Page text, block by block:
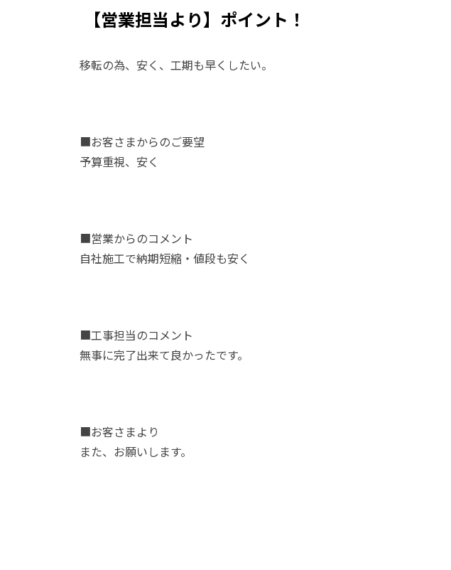
【営業担当より】ポイント！
移転の為、安く、工期も早くしたい。
■お客さまからのご要望
予算重視、安く
■営業からのコメント
自社施工で納期短縮・値段も安く
■工事担当のコメント
無事に完了出来て良かったです。
■お客さまより
また、お願いします。